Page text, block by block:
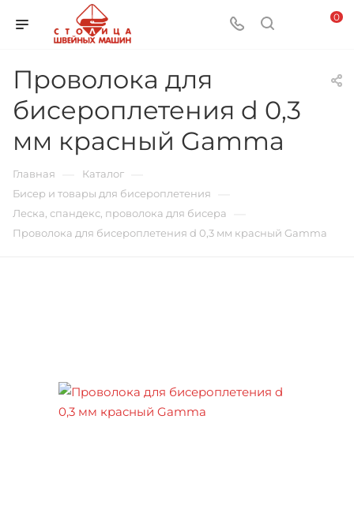
0
Проволока для
бисероплетения d 0,3
мм красный Gamma
Главная Каталог
Бисер и товары для бисероплетения
Леска, спандекс, проволока для бисера
Проволока для бисероплетения d 0,3 мм красный Gamma